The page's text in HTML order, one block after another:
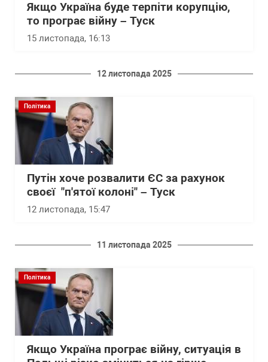
Якщо Україна буде терпіти корупцію,
то програє війну – Туск
15 листопада, 16:13
12 листопада 2025
Політика
Путін хоче розвалити ЄС за рахунок
своєї "п'ятої колоні" – Туск
12 листопада, 15:47
11 листопада 2025
Політика
Якщо Україна програє війну, ситуація в